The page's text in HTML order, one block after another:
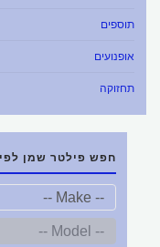
תוספים
אופנועים
תחזוקה
חפש פילטר שמן